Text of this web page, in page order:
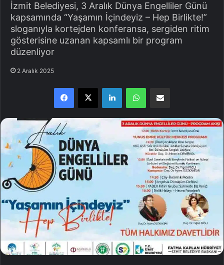
İzmit Belediyesi, 3 Aralık Dünya Engelliler Günü
kapsamında “Yaşamın İçindeyiz – Hep Birlikte!”
sloganıyla kortejden konferansa, sergiden ritim
gösterisine uzanan kapsamlı bir program
düzenliyor
2 Aralık 2025